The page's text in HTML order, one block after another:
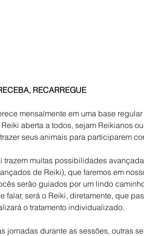
RECARREGUE
mensalmente em uma base
aberta a todos, sejam Reikianos
seus animais para participarem
trazem muitas possibilidades
de Reiki), que faremos em
serão guiados por um lindo
falar, será o Reiki, diretamente, que
o tratamento individualizado.
jornadas durante as sessões, outras